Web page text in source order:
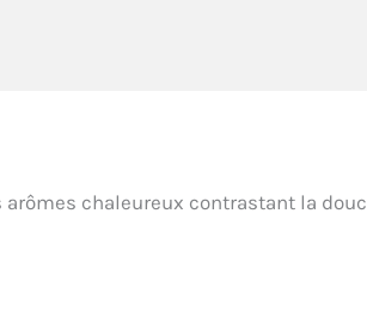
chaleureux contrastant la